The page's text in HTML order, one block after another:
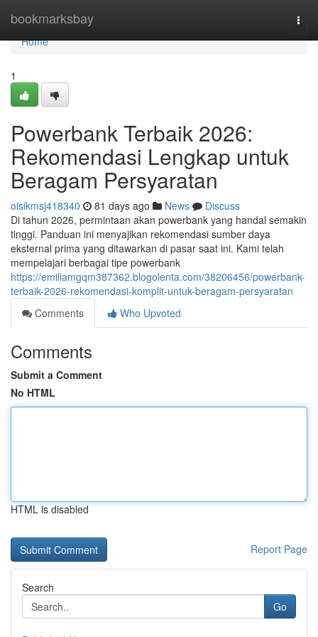
bookmarksbay
Home
Home
1
Powerbank Terbaik 2026:
Rekomendasi Lengkap untuk
Beragam Persyaratan
oisikmsj418340 81 days ago News
Discuss
Di tahun 2026, permintaan akan powerbank yang handal semakin
tinggi. Panduan ini menyajikan rekomendasi sumber daya
eksternal prima yang ditawarkan di pasar saat ini. Kami telah
mempelajari berbagai tipe powerbank
https://emiliamgqm387362.blogolenta.com/38206456/powerbank-
terbaik-2026-rekomendasi-komplit-untuk-beragam-persyaratan
Comments
Who Upvoted
Comments
Submit a Comment
No HTML
HTML is disabled
Report Page
Search
Go